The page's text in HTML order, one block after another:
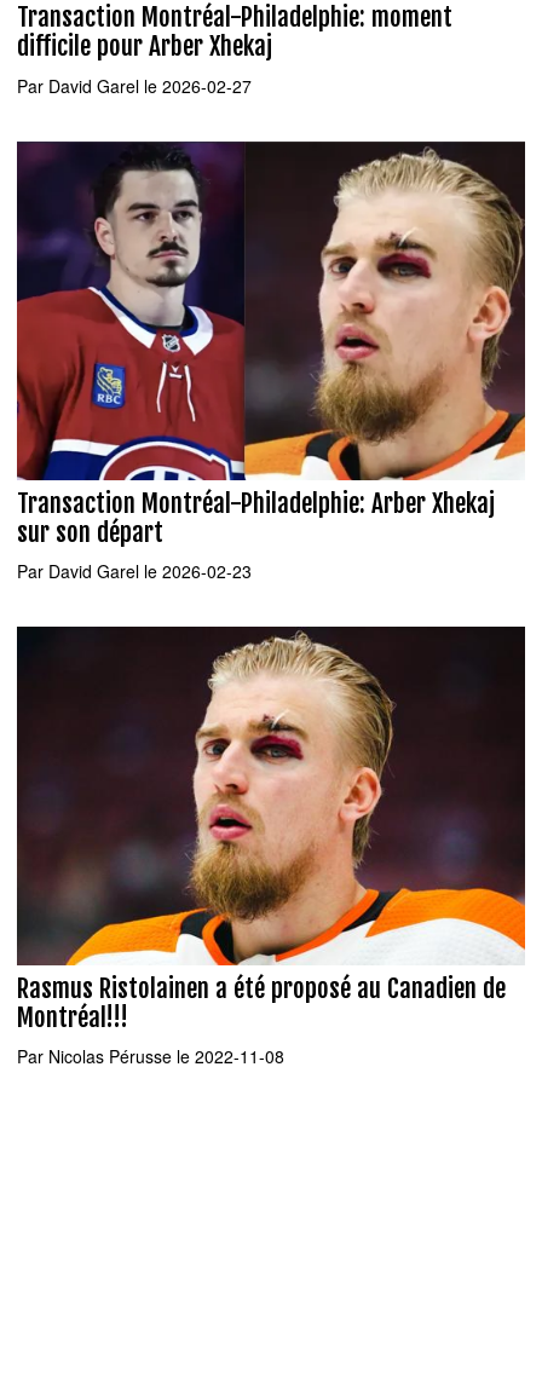
Transaction Montréal-Philadelphie: moment
difficile pour Arber Xhekaj
Par David Garel le 2026-02-27
Transaction Montréal-Philadelphie: Arber Xhekaj
sur son départ
Par David Garel le 2026-02-23
Rasmus Ristolainen a été proposé au Canadien de
Montréal!!!
Par Nicolas Pérusse le 2022-11-08